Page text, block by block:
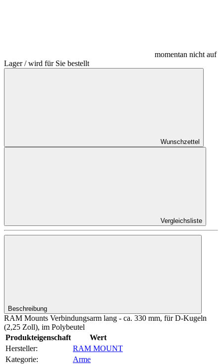
momentan nicht auf
Lager / wird für Sie bestellt
Wunschzettel
Vergleichsliste
Beschreibung
RAM Mounts Verbindungsarm lang - ca. 330 mm, für D-Kugeln
(2,25 Zoll), im Polybeutel
Produkteigenschaft
Wert
Hersteller:
RAM MOUNT
Kategorie:
Arme